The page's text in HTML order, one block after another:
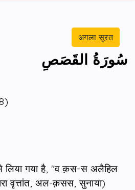
अगला सूरत
سُورَةُ القَصَصِ
गया है, "व क़स-स अलैहिल
वृत्तांत, अल-क़सस, सुनाया)